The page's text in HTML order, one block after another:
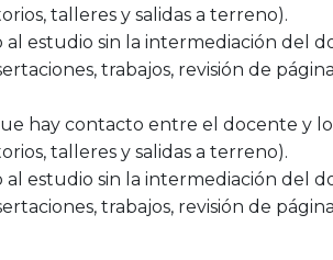
talleres y salidas a terreno).
estudio sin la intermediación del
trabajos, revisión de
hay contacto entre el docente y
talleres y salidas a terreno).
estudio sin la intermediación del
trabajos, revisión de